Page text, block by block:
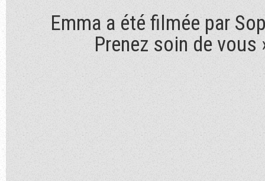
Emma a été filmée par
Prenez soin de vous